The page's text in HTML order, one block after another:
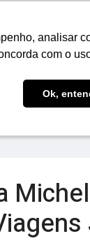
analisar
com o
Ok,